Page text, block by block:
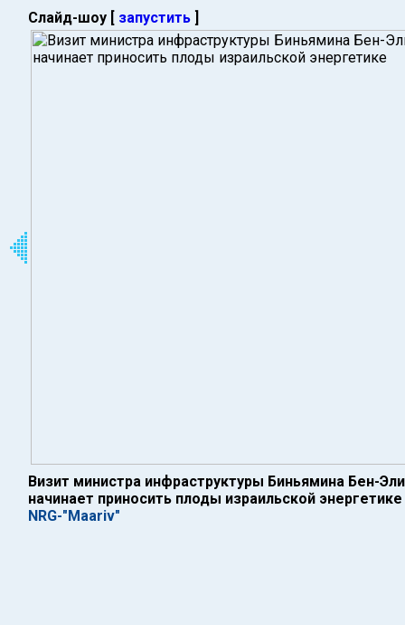
Слайд-шоу [ запустить ]
Визит министра инфраструктуры Биньямина Бен-
начинает приносить плоды израильской энергетике
NRG-"Maariv"